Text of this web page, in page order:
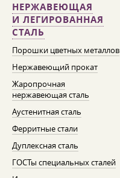
НЕРЖАВЕЮЩАЯ
И ЛЕГИРОВАННАЯ
СТАЛЬ
Порошки цветных металлов
Нержавеющий прокат
Жаропрочная
нержавеющая сталь
Аустенитная сталь
Ферритные стали
Дуплексная сталь
ГОСТы специальных сталей